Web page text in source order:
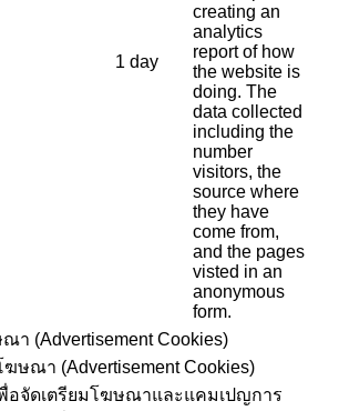
1 day
creating an
analytics
report of how
the website is
doing. The
data collected
including the
number
visitors, the
source where
they have
come from,
and the pages
visted in an
anonymous
form.
า (Advertisement Cookies)
ษณา (Advertisement Cookies)
อจัดเตรียมโฆษณาและแคมเปญการ